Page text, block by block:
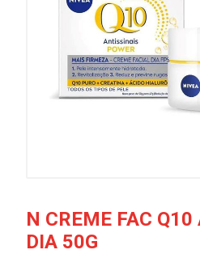
N CREME FAC
DIA 50G